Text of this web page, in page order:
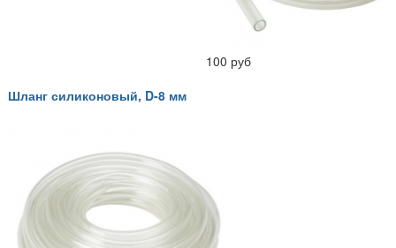
100 руб
Шланг силиконовый, D-8 мм